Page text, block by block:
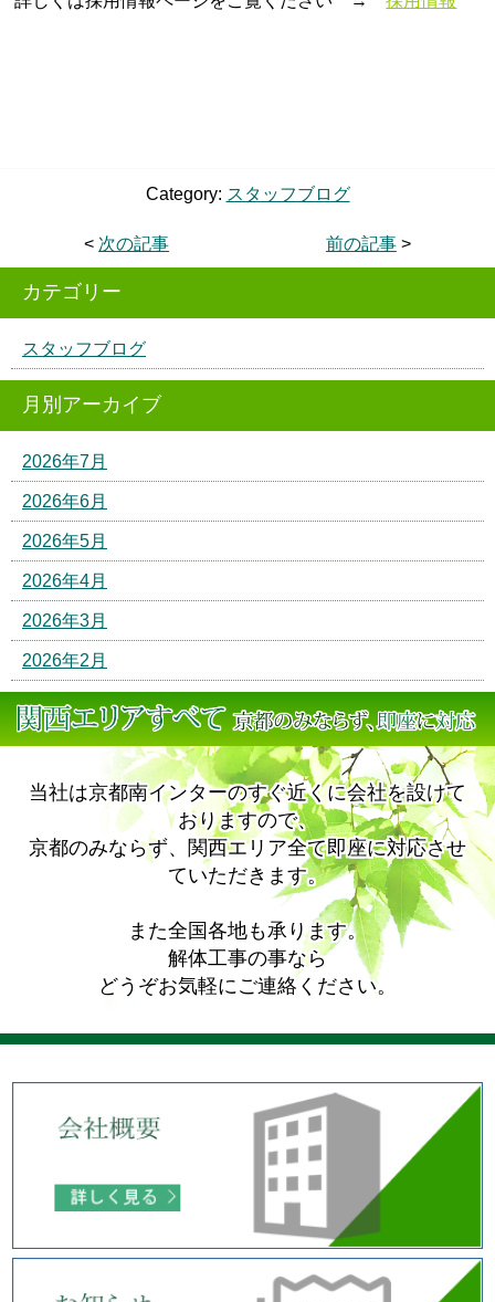
Category: スタッフブログ
< 次の記事 前の記事 >
カテゴリー
スタッフブログ
月別アーカイブ
2026年7月
2026年6月
2026年5月
2026年4月
2026年3月
2026年2月
当社は京都南インターのすぐ近くに会社を設けて
おりますので、
京都のみならず、関西エリア全て即座に対応させ
ていただきます。
また全国各地も承ります。
解体工事の事なら
どうぞお気軽にご連絡ください。